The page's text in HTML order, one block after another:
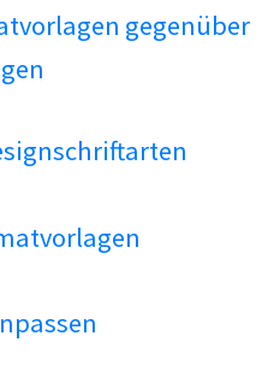
gegenüber